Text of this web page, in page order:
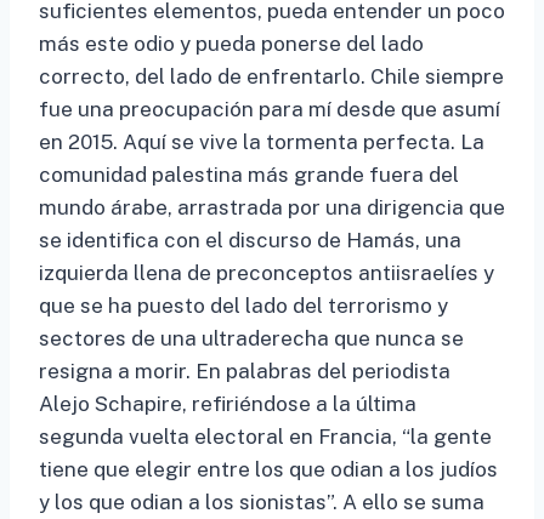
suficientes elementos, pueda entender un poco
más este odio y pueda ponerse del lado
correcto, del lado de enfrentarlo. Chile siempre
fue una preocupación para mí desde que asumí
en 2015. Aquí se vive la tormenta perfecta. La
comunidad palestina más grande fuera del
mundo árabe, arrastrada por una dirigencia que
se identifica con el discurso de Hamás, una
izquierda llena de preconceptos antiisraelíes y
que se ha puesto del lado del terrorismo y
sectores de una ultraderecha que nunca se
resigna a morir. En palabras del periodista
Alejo Schapire, refiriéndose a la última
segunda vuelta electoral en Francia, “la gente
tiene que elegir entre los que odian a los judíos
y los que odian a los sionistas”. A ello se suma